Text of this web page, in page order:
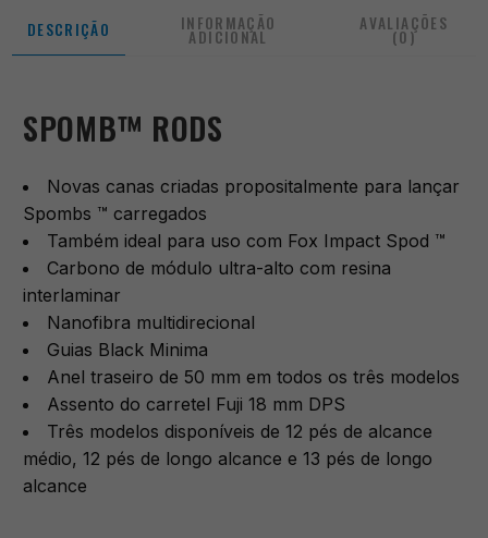
DESCRIÇÃO INFORMAÇÃO
ADICIONAL
AVALIAÇÕES
(0)
SPOMB™ RODS
Novas canas criadas propositalmente para lançar
Spombs ™ carregados
Também ideal para uso com Fox Impact Spod ™
Carbono de módulo ultra-alto com resina
interlaminar
Nanofibra multidirecional
Guias Black Minima
Anel traseiro de 50 mm em todos os três modelos
Assento do carretel Fuji 18 mm DPS
Três modelos disponíveis de 12 pés de alcance
médio, 12 pés de longo alcance e 13 pés de longo
alcance